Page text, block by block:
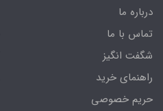
درباره ما
تماس با ما
شگفت انگیز
راهنمای خرید
حریم خصوصی